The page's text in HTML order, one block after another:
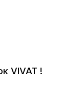
VIVAT !